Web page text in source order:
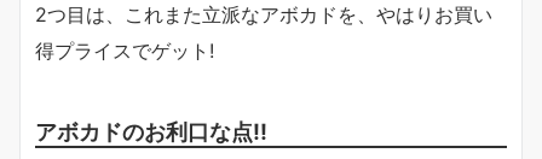
2つ目は、これまた立派なアボカドを、やはりお買い
得プライスでゲット!
アボカドのお利口な点!!